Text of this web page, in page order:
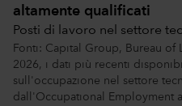
altamente qualificati
Posti di lavoro nel settore
Fonti: Capital Group, Bureau of
2026, i dati più recenti
sull'occupazione nel settore
dall'Occupational Employment